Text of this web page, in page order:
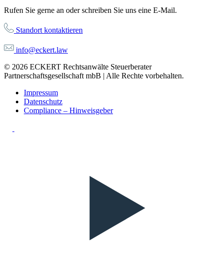
Rufen Sie gerne an oder schreiben Sie uns eine E-Mail.
Standort kontaktieren
info@eckert.law
© 2026 ECKERT Rechtsanwälte Steuerberater
Partnerschaftsgesellschaft mbB | Alle Rechte vorbehalten.
Impressum
Datenschutz
Compliance – Hinweisgeber